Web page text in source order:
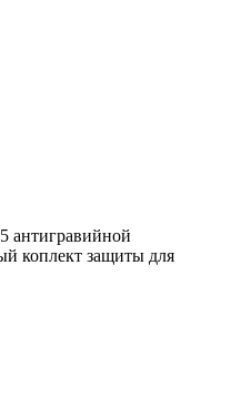
антигравийной
коплект защиты для